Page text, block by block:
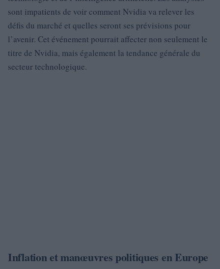
sont impatients de voir comment Nvidia va relever les
défis du marché et quelles seront ses prévisions pour
l’avenir. Cet événement pourrait affecter non seulement le
titre de Nvidia, mais également la tendance générale du
secteur technologique.
Inflation et manœuvres politiques en Europe